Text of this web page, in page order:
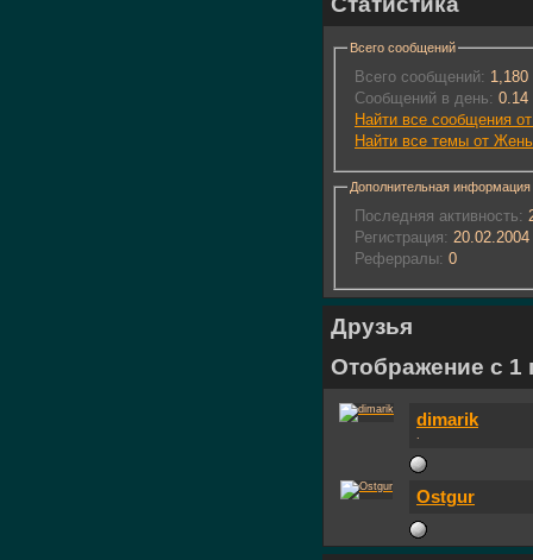
Всего сообщений
Всего сообщений: 1,180
Сообщений в день: 0.14
Найти все сообщения
Найти все темы от
Дополнительная информация
Последняя активность:
Регистрация: 20.02.2004
Реферралы: 0
Друзья
Отображение с 1
dimarik
Ostgur